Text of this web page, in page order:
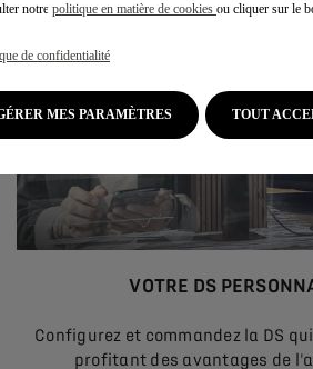
VOTRE DS
Configurez et commandez la DS
profitant des avantages de
notre politique en matière de cookies ou cliquer sur le
de confidentialité
GÉRER MES PARAMÈTRES TOUT